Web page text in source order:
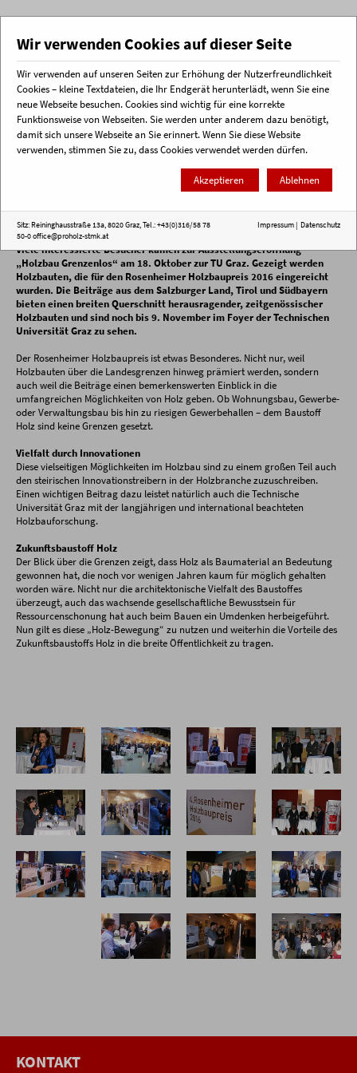
Menü
Startseite Veranstaltungsrückblick Ausstellungseröffnung: Holzbau Grenzenlos
Holzbau Grenzenlos
Ausstellungseröffnung und Präsentation
des 4. Rosenheimer Holzbaupreises
Viele interessierte Besucher kamen zur Ausstellungseröffnung
„Holzbau Grenzenlos“ am 18. Oktober zur TU Graz. Gezeigt werden
Holzbauten, die für den Rosenheimer Holzbaupreis 2016 eingereicht
wurden. Die Beiträge aus dem Salzburger Land, Tirol und Südbayern
bieten einen breiten Querschnitt herausragender, zeitgenössischer
Holzbauten und sind noch bis 9. November im Foyer der Technischen
Universität Graz zu sehen.
Der Rosenheimer Holzbaupreis ist etwas Besonderes. Nicht nur, weil
Holzbauten über die Landesgrenzen hinweg prämiert werden, sondern
auch weil die Beiträge einen bemerkenswerten Einblick in die
umfangreichen Möglichkeiten von Holz geben. Ob Wohnungsbau, Gewerbe-
oder Verwaltungsbau bis hin zu riesigen Gewerbehallen – dem Baustoff
Holz sind keine Grenzen gesetzt.
Vielfalt durch Innovationen
Diese vielseitigen Möglichkeiten im Holzbau sind zu einem großen Teil auch
den steirischen Innovationstreibern in der Holzbranche zuzuschreiben.
Einen wichtigen Beitrag dazu leistet natürlich auch die Technische
Universität Graz mit der langjährigen und international beachteten
Holzbauforschung.
Zukunftsbaustoff Holz
Der Blick über die Grenzen zeigt, dass Holz als Baumaterial an Bedeutung
gewonnen hat, die noch vor wenigen Jahren kaum für möglich gehalten
worden wäre. Nicht nur die architektonische Vielfalt des Baustoffes
überzeugt, auch das wachsende gesellschaftliche Bewusstsein für
Ressourcenschonung hat auch beim Bauen ein Umdenken herbeigeführt.
Nun gilt es diese „Holz-Bewegung“ zu nutzen und weiterhin die Vorteile des
Zukunftsbaustoffs Holz in die breite Öffentlichkeit zu tragen.
KONTAKT
Wir verwenden Cookies auf dieser Seite
Wir verwenden auf unseren Seiten zur Erhöhung der Nutzerfreundlichkeit
Cookies – kleine Textdateien, die Ihr Endgerät herunterlädt, wenn Sie eine
neue Webseite besuchen. Cookies sind wichtig für eine korrekte
Funktionsweise von Webseiten. Sie werden unter anderem dazu benötigt,
damit sich unsere Webseite an Sie erinnert. Wenn Sie diese Website
verwenden, stimmen Sie zu, dass Cookies verwendet werden dürfen.
Akzeptieren Ablehnen
Sitz: Reininghausstraße 13a, 8020 Graz, Tel.: +43(0)316/58 78
50-0office@proholz-stmk.at
Impressum | Datenschutz